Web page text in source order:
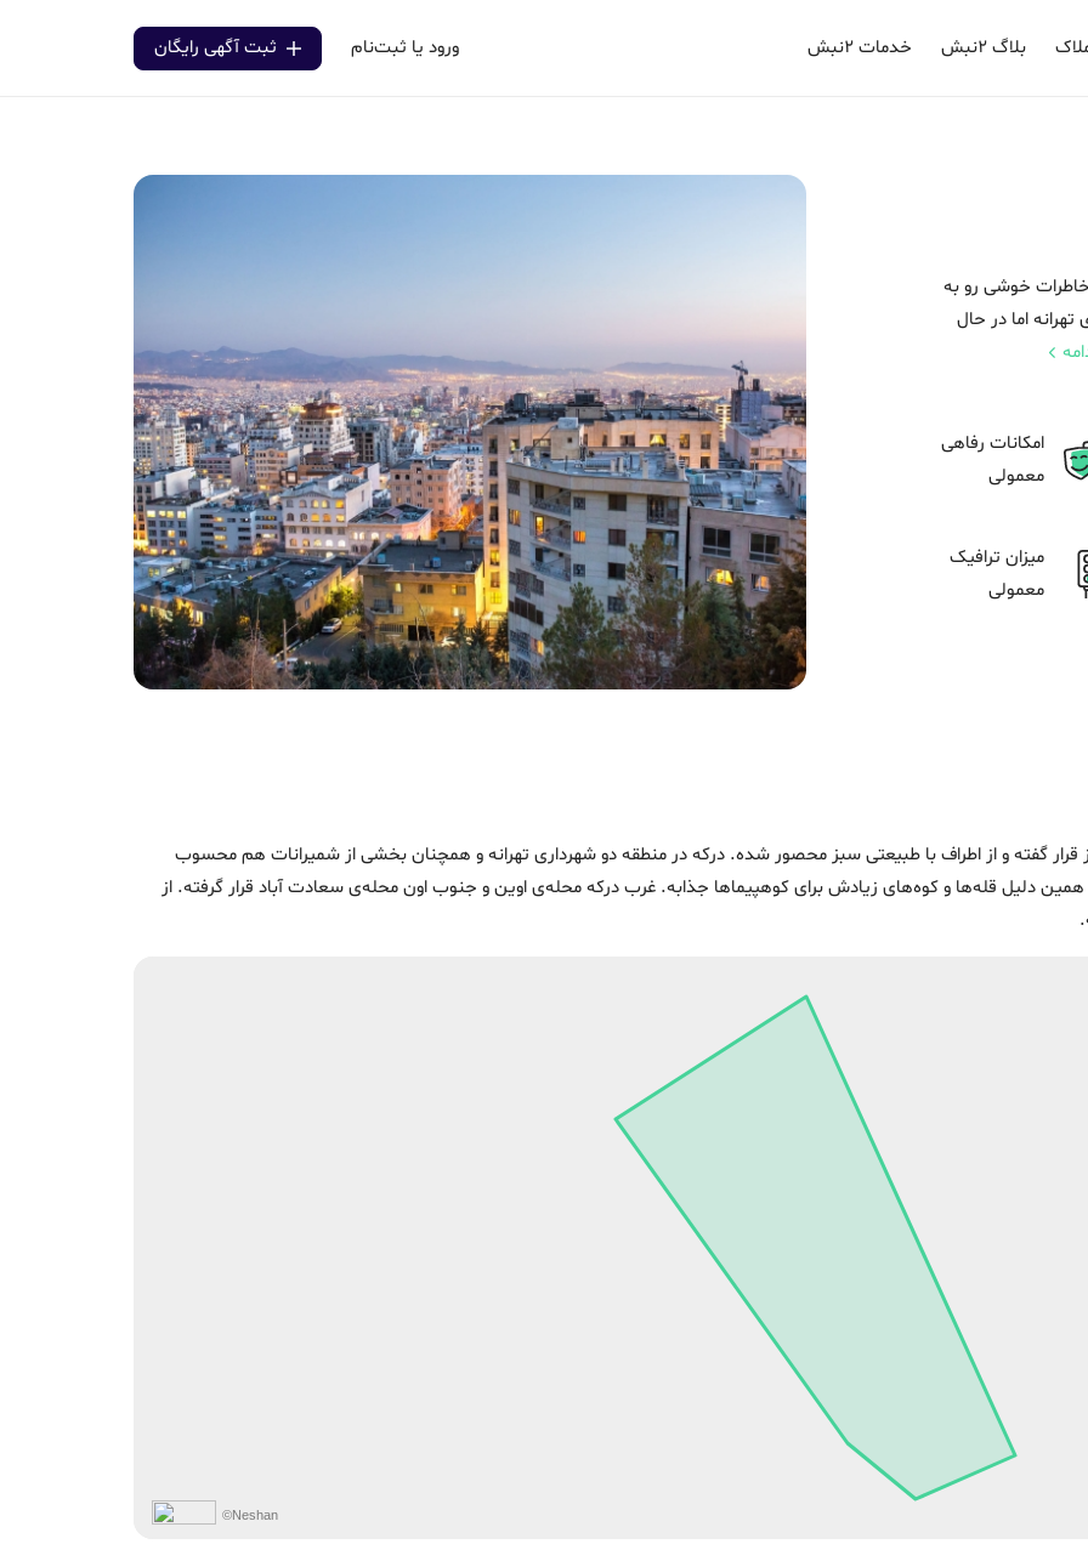
بلاگ ۲نبش خدمات ۲نبش ورود یا ثبت‌نام ثبت آگهی رایگان
خاطرات خوشی رو به
اما در حال
امکانات رفاهی
معمولی
میزان ترافیک
معمولی
قرار گفته و از اطراف با طبیعتی سبز محصور شده. درکه در منطقه دو شهرداری تهرانه و همچنان بخشی از شمیرانات هم محسوب
دلیل قله‌ها و کوه‌های زیادش برای کوهپیماها جذابه. غرب درکه محله‌ی اوین و جنوب اون محله‌ی سعادت آباد قرار گرفته. از
©Neshan